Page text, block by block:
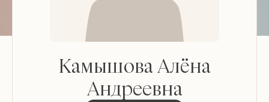
Камышова Алёна
Андреевна